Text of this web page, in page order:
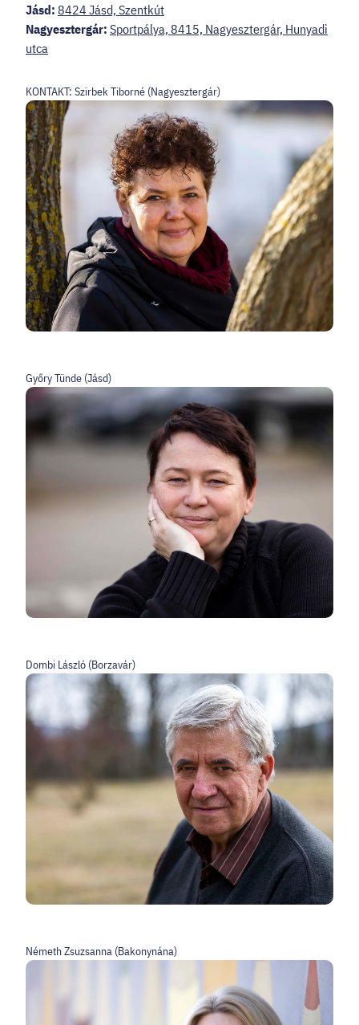
Jásd: 8424 Jásd, Szentkút
Nagyesztergár: Sportpálya, 8415, Nagyesztergár, Hunyadi
utca
KONTAKT: Szirbek Tiborné (Nagyesztergár)
Győry Tünde (Jásd)
Dombi László (Borzavár)
Németh Zsuzsanna (Bakonynána)